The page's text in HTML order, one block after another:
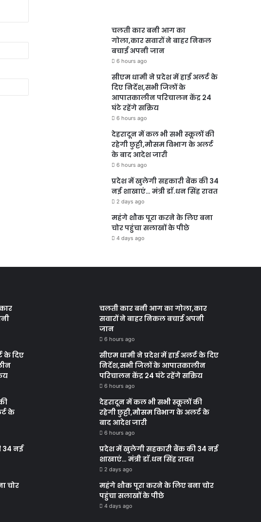
चलती कार बनी आग का
गोला,कार सवारों ने बाहर निकल
बचाई अपनी जान
6 hours ago
सीएम धामी ने प्रदेश में हाई अलर्ट के
दिए निर्देश,सभी जिलों के
आपातकालीन परिचालन केंद्र 24
घंटे रहेंगे सक्रिय
6 hours ago
देहरादून में कल भी सभी स्कूलों की
रहेगी छुट्टी,मौसम विभाग के अलर्ट
के बाद आदेश जारी
6 hours ago
प्रदेश में खुलेगी सहकारी बैंक की 34
नई शाखाएं… मंत्री डाॅ.धन सिंह रावत
2 days ago
महंगे शौक पूरा करने के लिए बना
चोर पहुंचा सलाखों के पीछे
4 days ago
के दिए
के
34 नई
चोर
चलती कार बनी आग का गोला,कार
सवारों ने बाहर निकल बचाई अपनी
जान
6 hours ago
सीएम धामी ने प्रदेश में हाई अलर्ट के दिए
निर्देश,सभी जिलों के आपातकालीन
परिचालन केंद्र 24 घंटे रहेंगे सक्रिय
6 hours ago
देहरादून में कल भी सभी स्कूलों की
रहेगी छुट्टी,मौसम विभाग के अलर्ट के
बाद आदेश जारी
6 hours ago
प्रदेश में खुलेगी सहकारी बैंक की 34 नई
शाखाएं… मंत्री डाॅ.धन सिंह रावत
2 days ago
महंगे शौक पूरा करने के लिए बना चोर
पहुंचा सलाखों के पीछे
4 days ago